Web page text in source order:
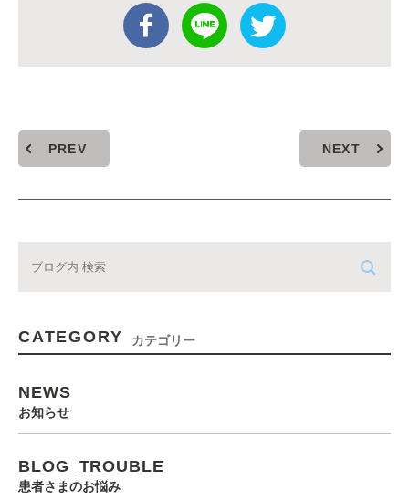
PREV NEXT
CATEGORY カテゴリー
NEWS
お知らせ
BLOG_TROUBLE
患者さまのお悩み